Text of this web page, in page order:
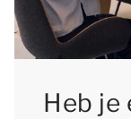
Heb je